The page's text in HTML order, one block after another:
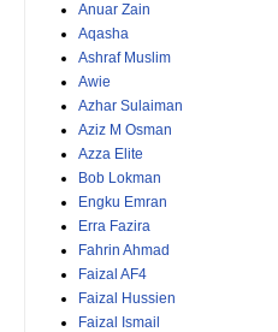
Anuar Zain
Aqasha
Ashraf Muslim
Awie
Azhar Sulaiman
Aziz M Osman
Azza Elite
Bob Lokman
Engku Emran
Erra Fazira
Fahrin Ahmad
Faizal AF4
Faizal Hussien
Faizal Ismail